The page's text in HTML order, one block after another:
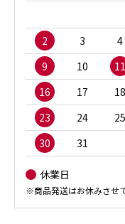
2
3 4
9
10 11
16
17 18
23
24 25
30
31
休業日
※商品発送はお休みさせ